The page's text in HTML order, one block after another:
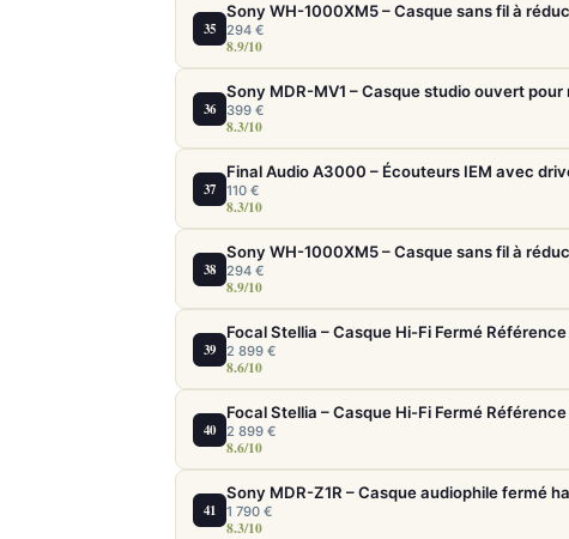
35 294 €
8.9/10
36
Sony MDR-MV1 – Casque studio ouvert pour
399 €
8.3/10
37
Final Audio A3000 – Écouteurs IEM avec
110 €
8.3/10
38 294 €
8.9/10
39
Focal Stellia – Casque Hi-Fi Fermé
2 899 €
8.6/10
40
Focal Stellia – Casque Hi-Fi Fermé
2 899 €
8.6/10
41
Sony MDR-Z1R – Casque audiophile fermé
1 790 €
8.3/10